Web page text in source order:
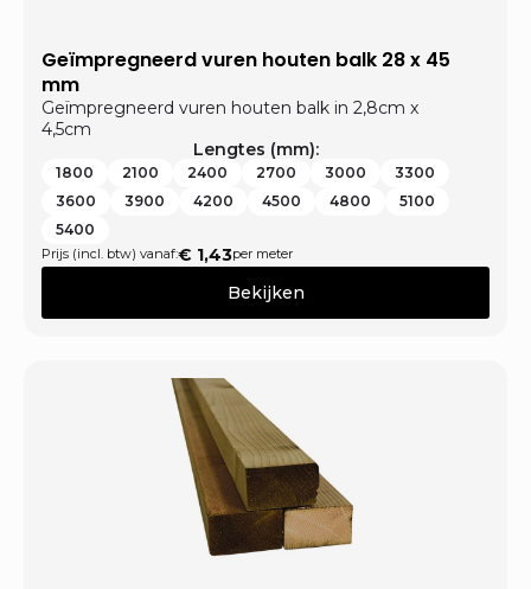
Geïmpregneerd vuren houten balk 28 x 45
mm
Geïmpregneerd vuren houten balk in 2,8cm x
4,5cm
Lengtes (mm):
1800 2100 2400 2700 3000
3300
3600
3900 4200 4500 4800
5100
5400
Prijs (incl. btw) vanaf:€ 1,43per meter
Bekijken